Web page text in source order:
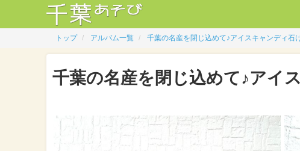
トップ アルバム一覧 千葉の名産を閉じ込めて♪アイスキャンディ石
千葉の名産を閉じ込めて♪アイ